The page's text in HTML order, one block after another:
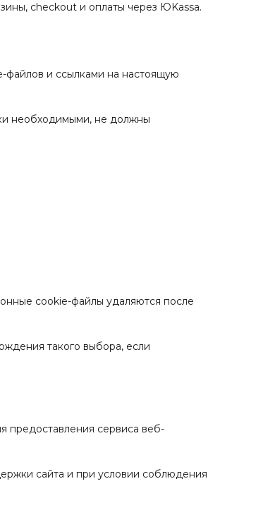
checkout и оплаты через ЮKassa.
файлов и ссылками на настоящую
необходимыми, не должны
cookie-файлы удаляются после
такого выбора, если
предоставления сервиса веб-
сайта и при условии соблюдения